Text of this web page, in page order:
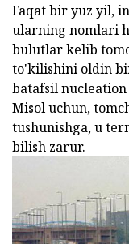
Faqat bir yuz yil,
ularning nomlari
bulutlar kelib
to'kilishini oldin
batafsil
Misol uchun,
tushunishga, u
bilish zarur.